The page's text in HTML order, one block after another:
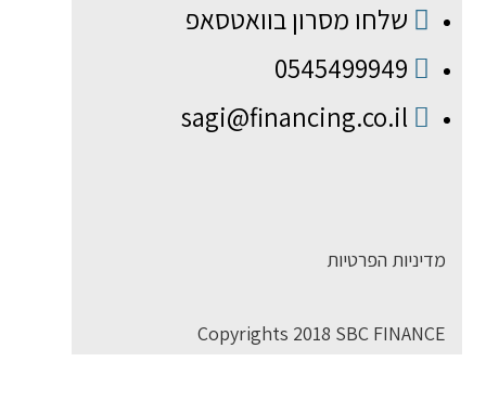
שלחו מסרון בוואטסאפ
0545499949
sagi@financing.co.il
מדיניות הפרטיות
Copyrights 2018 SBC FINANCE